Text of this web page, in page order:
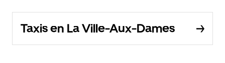
Taxis en La Ville-Aux-Dames